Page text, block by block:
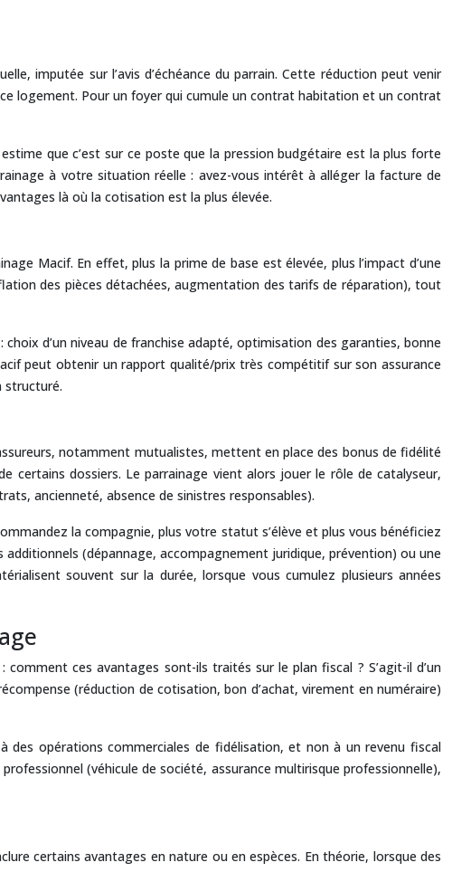
imputée sur l’avis d’échéance du parrain. Cette réduction peut venir
logement. Pour un foyer qui cumule un contrat habitation et un contrat
que c’est sur ce poste que la pression budgétaire est la plus forte
à votre situation réelle : avez-vous intérêt à alléger la facture de
là où la cotisation est la plus élevée.
Macif. En effet, plus la prime de base est élevée, plus l’impact d’une
des pièces détachées, augmentation des tarifs de réparation), tout
d’un niveau de franchise adapté, optimisation des garanties, bonne
peut obtenir un rapport qualité/prix très compétitif sur son assurance
structuré.
notamment mutualistes, mettent en place des bonus de fidélité
certains dossiers. Le parrainage vient alors jouer le rôle de catalyseur,
ancienneté, absence de sinistres responsables).
la compagnie, plus votre statut s’élève et plus vous bénéficiez
additionnels (dépannage, accompagnement juridique, prévention) ou une
souvent sur la durée, lorsque vous cumulez plusieurs années
ces avantages sont-ils traités sur le plan fiscal ? S’agit-il d’un
(réduction de cotisation, bon d’achat, virement en numéraire)
des opérations commerciales de fidélisation, et non à un revenu fiscal
(véhicule de société, assurance multirisque professionnelle),
certains avantages en nature ou en espèces. En théorie, lorsque des